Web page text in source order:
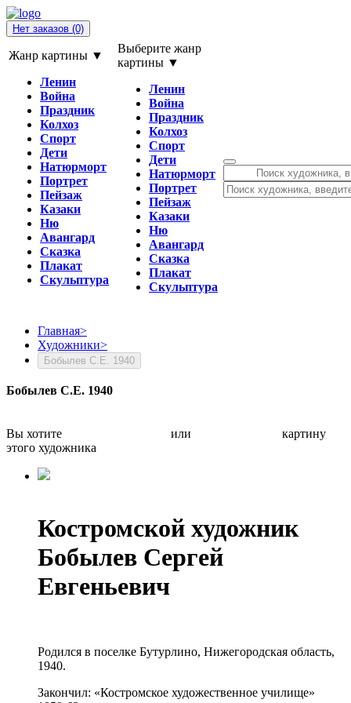
Нет заказов (0)
Жанр картины ▼
Ленин
Война
Праздник
Колхоз
Спорт
Дети
Натюрморт
Портрет
Пейзаж
Казаки
Ню
Авангард
Сказка
Плакат
Скульптура
Выберите жанр
картины ▼
Ленин
Война
Праздник
Колхоз
Спорт
Дети
Натюрморт
Портрет
Пейзаж
Казаки
Ню
Авангард
Сказка
Плакат
Скульптура
Главная>
Художники>
Бобылев С.Е. 1940
Бобылев С.Е. 1940
Вы хотите или
картину
этого художника
Костромской художник
Бобылев Сергей
Евгеньевич
Родился в поселке Бутурлино, Нижегородская область,
1940.
Закончил: «Костромское художественное училище»